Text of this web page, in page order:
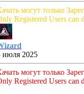
могут только
Registered Users can
июля 2025
могут только
Registered Users can